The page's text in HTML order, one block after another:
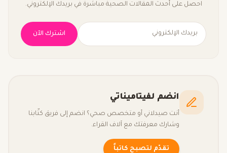
احصل على أحدث المقالات الصحية مباشرة في بريدك الإلكتروني.
اشترك الآن
انضم لفيتاميناتي
أنت صيدلاني أو متخصص صحي؟ انضم إلى فريق كتّابنا
وشارك معرفتك مع آلاف القراء.
تقدّم لتصبح كاتباً